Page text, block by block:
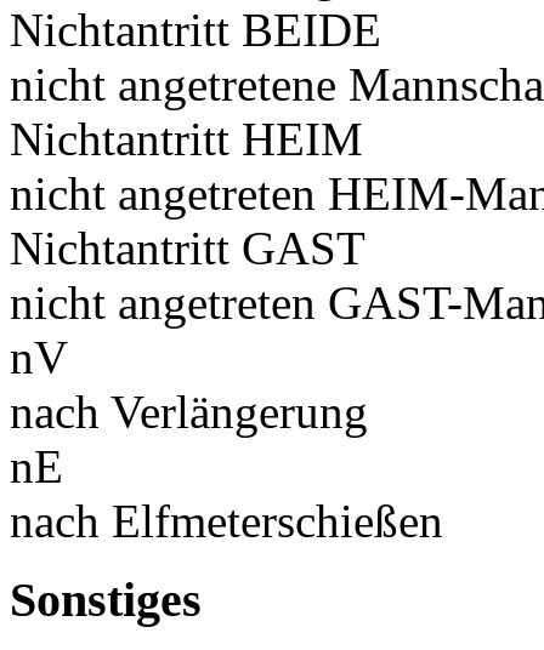
Nichtantritt BEIDE
nicht angetretene
Nichtantritt HEIM
nicht angetreten HEIM-
Nichtantritt GAST
nicht angetreten GAST-
nV
nach Verlängerung
nE
nach Elfmeterschießen
Sonstiges